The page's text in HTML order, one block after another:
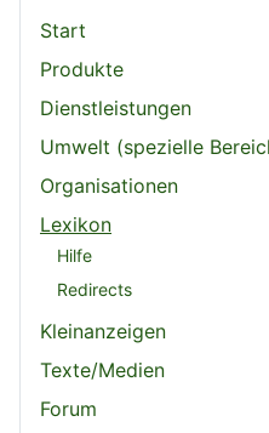
Start
Produkte
Dienstleistungen
Umwelt (spezielle
Organisationen
Lexikon
Hilfe
Redirects
Kleinanzeigen
Texte/Medien
Forum